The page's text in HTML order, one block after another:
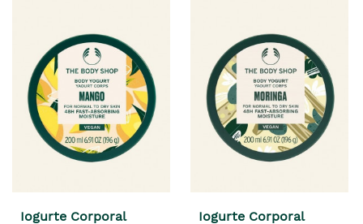
Iogurte Corporal Iogurte Corporal